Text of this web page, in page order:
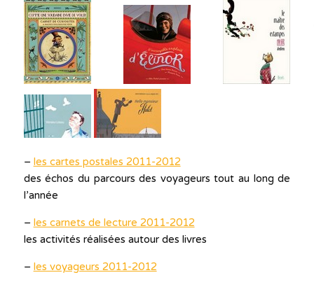
– les cartes postales 2011-2012
des échos du parcours des voyageurs tout au long de
l’année
– les carnets de lecture 2011-2012
les activités réalisées autour des livres
– les voyageurs 2011-2012